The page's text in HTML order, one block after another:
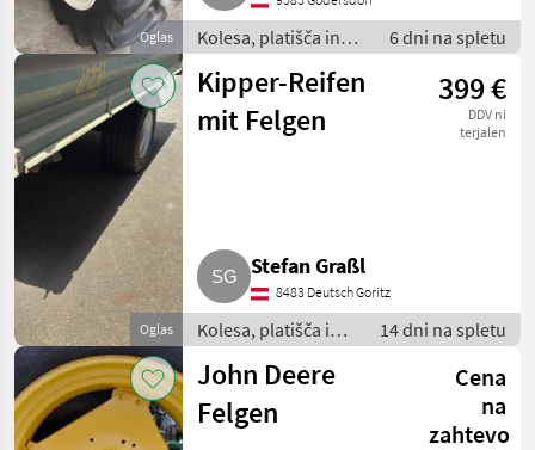
Oglas
Kolesa, platišča in
pnevmatike / Druga
kolesa, platišča in
pnevmatike
6 dni na spletu
Oglas
Kipper-Reifen
mit Felgen
399 €
DDV ni
terjalen
Stefan Graßl
8483 Deutsch Goritz
Kolesa, platišča in
pnevmatike / Druga
kolesa, platišča in
pnevmatike
14 dni na spletu
John Deere
Felgen
Cena
na
zahtevo